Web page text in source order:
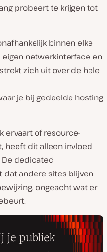
probeert te krijgen tot
binnen elke
eigen netwerkinterface en
zich uit over de hele
je bij gedeelde hosting
ervaart of resource-
heeft dit alleen invloed
De dedicated
dat andere sites blijven
ongeacht wat er